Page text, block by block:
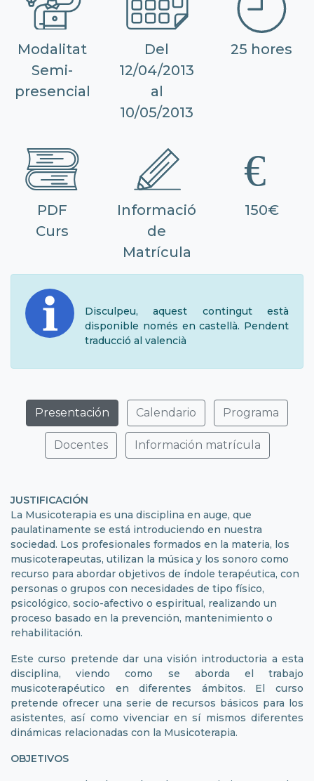
Modalitat
Semi-
presencial
Del
12/04/2013
al
10/05/2013
25 hores
PDF
Curs
Informació
de
Matrícula
150€
Disculpeu, aquest contingut està
disponible només en castellà. Pendent
traducció al valencià
Presentación Calendario Programa
Docentes Información matrícula
JUSTIFICACIÓN
La Musicoterapia es una disciplina en auge, que
paulatinamente se está introduciendo en nuestra
sociedad. Los profesionales formados en la materia, los
musicoterapeutas, utilizan la música y los sonoro como
recurso para abordar objetivos de índole terapéutica, con
personas o grupos con necesidades de tipo físico,
psicológico, socio-afectivo o espiritual, realizando un
proceso basado en la prevención, mantenimiento o
rehabilitación.
Este curso pretende dar una visión introductoria a esta
disciplina, viendo como se aborda el trabajo
musicoterapéutico en diferentes ámbitos. El curso
pretende ofrecer una serie de recursos básicos para los
asistentes, así como vivenciar en sí mismos diferentes
dinámicas relacionadas con la Musicoterapia.
OBJETIVOS